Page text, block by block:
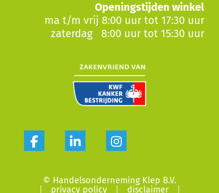
Openingstijden winkel
ma t/m vrij 8:00 uur tot 17:30 uur
zaterdag 8:00 uur tot 15:30 uur
© Handelsonderneming Klep B.V.
privacy policy
disclaimer